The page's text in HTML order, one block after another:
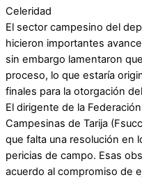
Celeridad
El sector campesino del
hicieron importantes
sin embargo lamentaron
proceso, lo que estaría
finales para la otorgación
El dirigente de la
Campesinas de Tarija
que falta una resolución en
pericias de campo. Esas
acuerdo al compromiso de